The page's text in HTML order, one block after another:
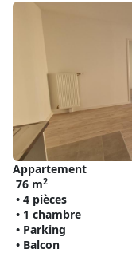
Appartement
76 m2
• 4 pièces
• 1 chambre
• Parking
• Balcon